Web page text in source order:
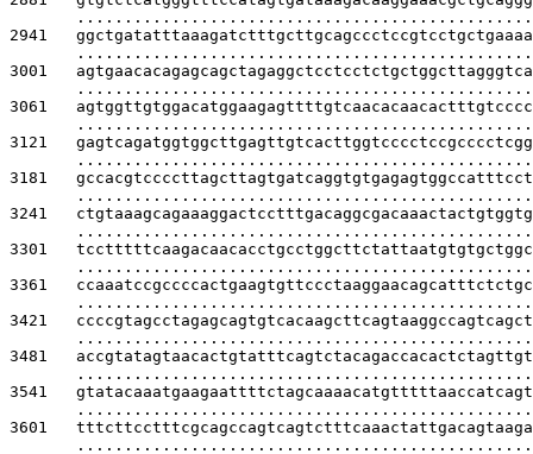
2941
3001
3061
3121
3181
3241
3301
3361
3421
3481
3541
3601